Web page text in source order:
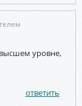
уровне,
ответить